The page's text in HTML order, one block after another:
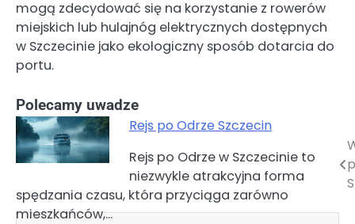
mogą zdecydować się na korzystanie z rowerów
miejskich lub hulajnóg elektrycznych dostępnych
w Szczecinie jako ekologiczny sposób dotarcia do
portu.
Polecamy uwadze
Rejs po Odrze Szczecin
Rejs po Odrze w Szczecinie to
niezwykle atrakcyjna forma
spędzania czasu, która przyciąga zarówno
mieszkańców,…
Nawigacja